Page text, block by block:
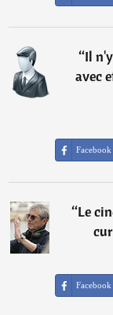
“Il
avec
Facebook
“Le
Facebook